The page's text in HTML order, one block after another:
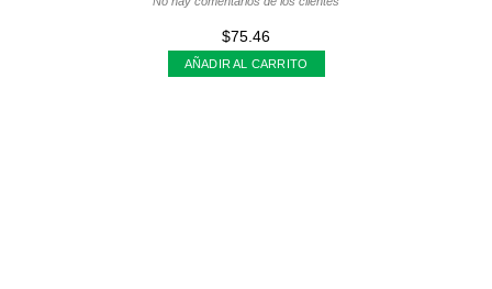
$75.46
AÑADIR AL CARRITO